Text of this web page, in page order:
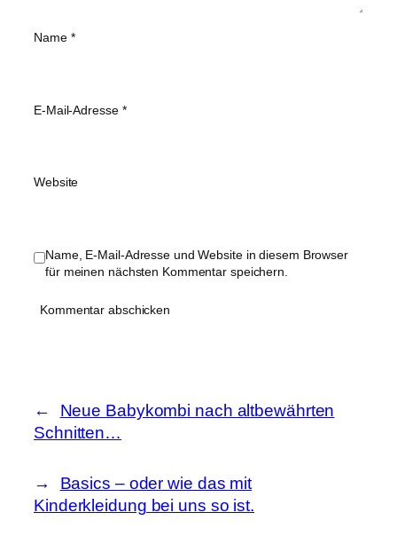
Name *
E-Mail-Adresse *
Website
Name, E-Mail-Adresse und Website in diesem Browser
für meinen nächsten Kommentar speichern.
Neue Babykombi nach altbewährten
Schnitten…
Basics – oder wie das mit
Kinderkleidung bei uns so ist.